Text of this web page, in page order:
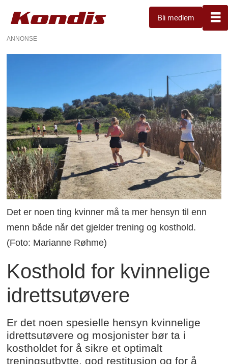
Bli medlem
ANNONSE
Det er noen ting kvinner må ta mer hensyn til enn
menn både når det gjelder trening og kosthold.
(Foto: Marianne Røhme)
Kosthold for kvinnelige
idrettsutøvere
Er det noen spesielle hensyn kvinnelige
idrettsutøvere og mosjonister bør ta i
kostholdet for å sikre et optimalt
treningsutbytte, god restitusjon og for å